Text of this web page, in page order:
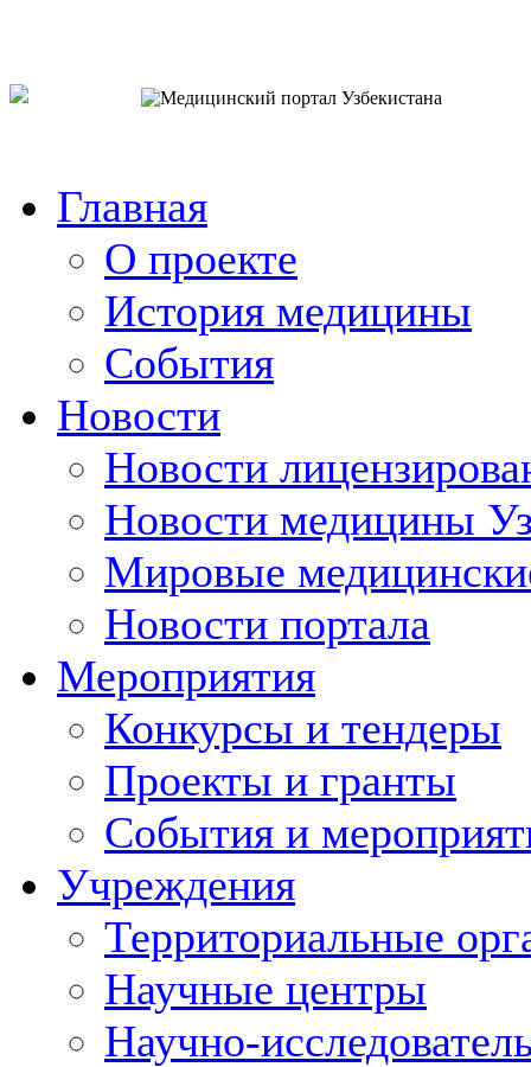
Главная
О проекте
История медицины
События
Новости
Новости
Новости медицины
Мировые
Новости портала
Мероприятия
Конкурсы и тендеры
Проекты и гранты
События и
Учреждения
Территориальные
Научные центры
Научно-